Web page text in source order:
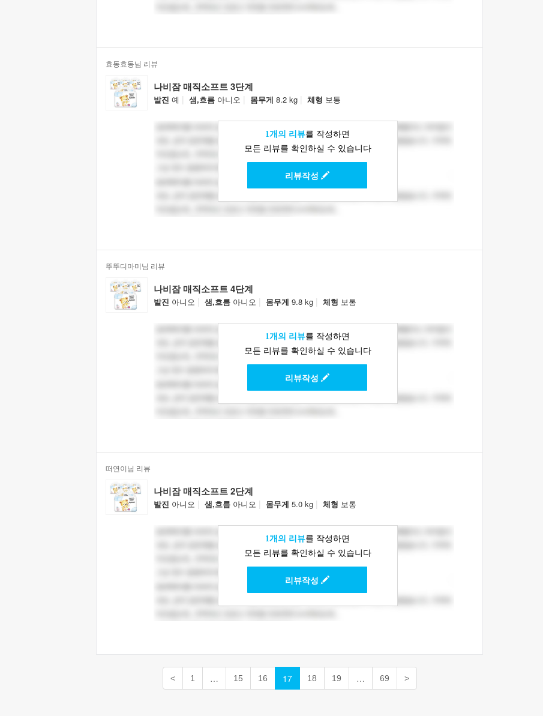
효동효동님 리뷰
나비잠 매직소프트 3단계
발진 예 | 샘,흐름 아니오 | 몸무게 8.2 kg | 체형 보통
1개의 리뷰를 작성하면
모든 리뷰를 확인하실 수 있습니다
리뷰작성
뚜뚜디마미님 리뷰
나비잠 매직소프트 4단계
발진 아니오 | 샘,흐름 아니오 | 몸무게 9.8 kg | 체형 보통
1개의 리뷰를 작성하면
모든 리뷰를 확인하실 수 있습니다
리뷰작성
떠연이님 리뷰
나비잠 매직소프트 2단계
발진 아니오 | 샘,흐름 아니오 | 몸무게 5.0 kg | 체형 보통
1개의 리뷰를 작성하면
모든 리뷰를 확인하실 수 있습니다
리뷰작성
< 1 … 15 16 17 18 19 … 69 >